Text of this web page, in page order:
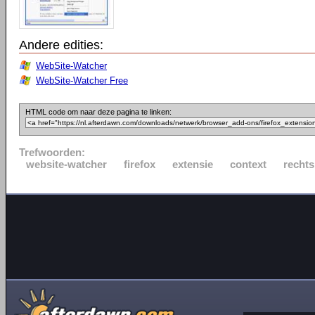
Andere edities:
WebSite-Watcher
WebSite-Watcher Free
HTML code om naar deze pagina te linken:
Trefwoorden:
website-watcher
firefox extensie context